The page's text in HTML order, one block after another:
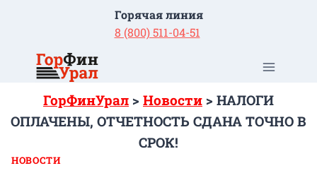
содержимому
Горячая линия
8 (800) 511-04-51
ГорФинУрал > Новости > НАЛОГИ
ОПЛАЧЕНЫ, ОТЧЕТНОСТЬ СДАНА ТОЧНО В
СРОК!
НОВОСТИ